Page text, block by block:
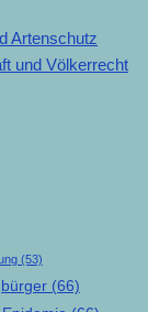
Artenschutz
und Völkerrecht
(53)
bürger (66)